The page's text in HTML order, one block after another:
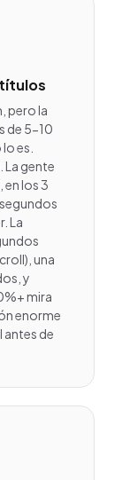
pero la
de 5-10
es.
La gente
en los 3
La
una
y
mira
enorme
antes de